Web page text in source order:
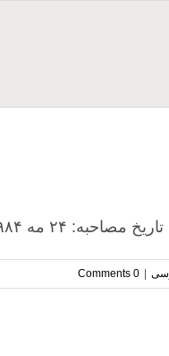
پاریس ـ فرانسه [...]
0 Comments